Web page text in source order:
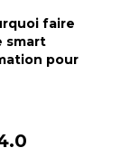
faire
smart
pour